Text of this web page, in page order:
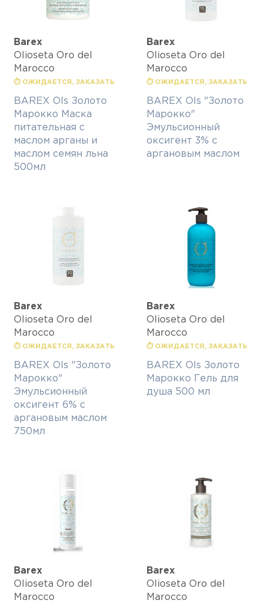
Barex
Olioseta Oro del
Marocco
⏱ ОЖИДАЕТСЯ, ЗАКАЗАТЬ
BAREX Ols Золото
Марокко Маска
питательная с
маслом арганы и
маслом семян льна
500мл
Barex
Olioseta Oro del
Marocco
⏱ ОЖИДАЕТСЯ, ЗАКАЗАТЬ
BAREX Ols "Золото
Марокко"
Эмульсионный
оксигент 3% с
аргановым маслом
Barex
Olioseta Oro del
Marocco
⏱ ОЖИДАЕТСЯ, ЗАКАЗАТЬ
BAREX Ols "Золото
Марокко"
Эмульсионный
оксигент 6% с
аргановым маслом
750мл
Barex
Olioseta Oro del
Marocco
⏱ ОЖИДАЕТСЯ, ЗАКАЗАТЬ
BAREX Ols Золото
Марокко Гель для
душа 500 мл
Barex
Olioseta Oro del
Marocco
Barex
Olioseta Oro del
Marocco